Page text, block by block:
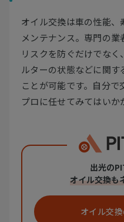
オイル交換は車の性能
メンテナンス。専門の
リスクを防ぐだけでな
ルターの状態などに関す
ことが可能です。自分で
プロに任せてみてはいか
出光の
オイル交換も
オイル交